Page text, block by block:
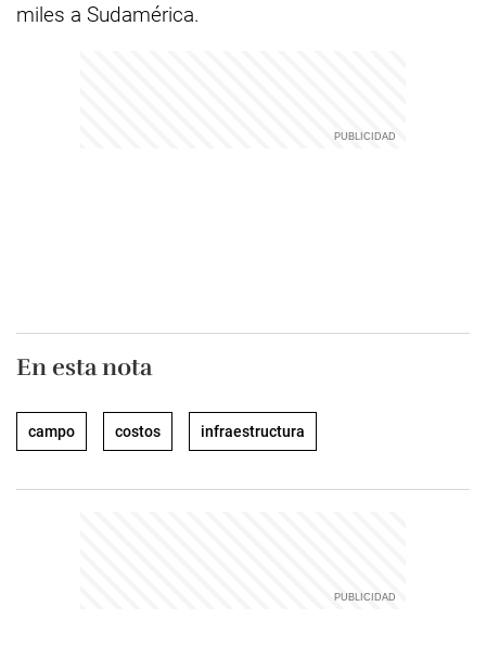
miles a Sudamérica.
En esta nota
campo costos infraestructura